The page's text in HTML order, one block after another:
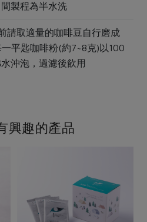
製程為半水洗
請取適量的咖啡豆自行磨成
平匙咖啡粉(約7~8克)以100
沖泡，過濾後飲用
興趣的產品